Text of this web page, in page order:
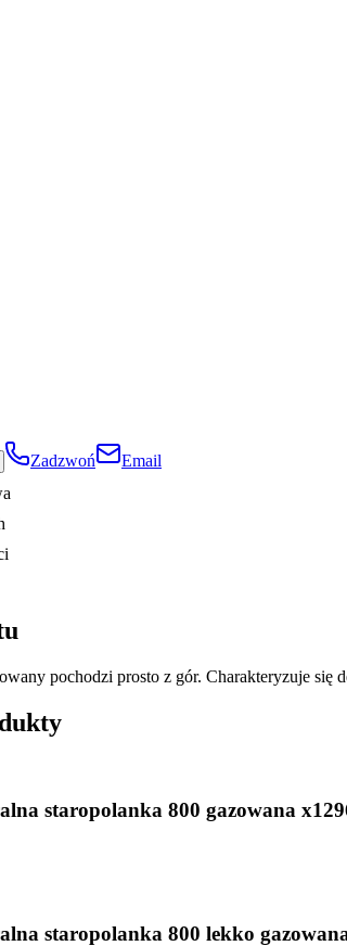
Zadzwoń
Email
pochodzi prosto z gór. Charakteryzuje się
staropolanka 800 gazowana
staropolanka 800 lekko